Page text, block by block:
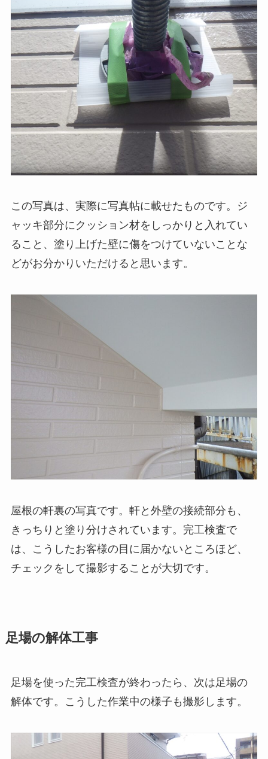
この写真は、実際に写真帖に載せたものです。ジ
ャッキ部分にクッション材をしっかりと入れてい
ること、塗り上げた壁に傷をつけていないことな
どがお分かりいただけると思います。
屋根の軒裏の写真です。軒と外壁の接続部分も、
きっちりと塗り分けされています。完工検査で
は、こうしたお客様の目に届かないところほど、
チェックをして撮影することが大切です。
足場の解体工事
足場を使った完工検査が終わったら、次は足場の
解体です。こうした作業中の様子も撮影します。